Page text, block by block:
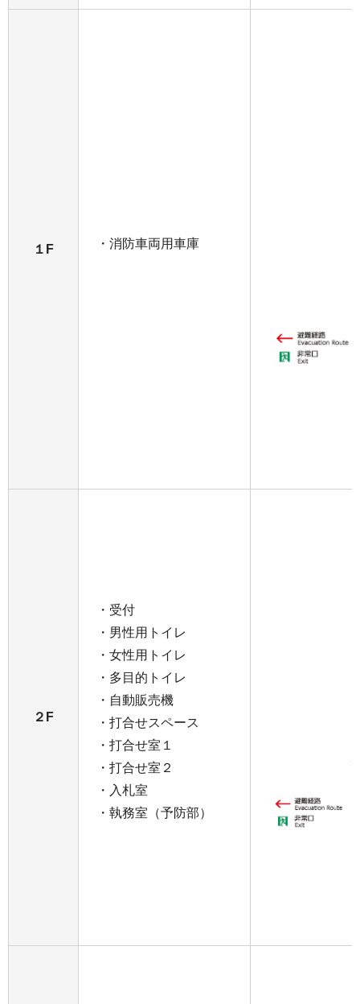
１F ・消防車両用車庫
２F
・受付
・男性用トイレ
・女性用トイレ
・多目的トイレ
・自動販売機
・打合せスペース
・打合せ室１
・打合せ室２
・入札室
・執務室（予防部）